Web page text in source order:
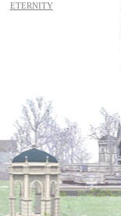
ETERNITY